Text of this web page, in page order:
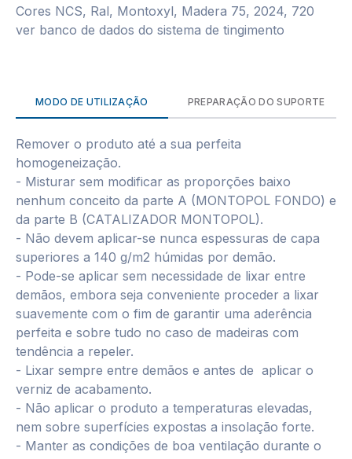
Cores NCS, Ral, Montoxyl, Madera 75, 2024, 720
ver banco de dados do sistema de tingimento
MODO DE UTILIZAÇÃO PREPARAÇÃO DO SUPORTE
Remover o produto até a sua perfeita
homogeneização.
- Misturar sem modificar as proporções baixo
nenhum conceito da parte A (MONTOPOL FONDO) e
da parte B (CATALIZADOR MONTOPOL).
- Não devem aplicar-se nunca espessuras de capa
superiores a 140 g/m2 húmidas por demão.
- Pode-se aplicar sem necessidade de lixar entre
demãos, embora seja conveniente proceder a lixar
suavemente com o fim de garantir uma aderência
perfeita e sobre tudo no caso de madeiras com
tendência a repeler.
- Lixar sempre entre demãos e antes de aplicar o
verniz de acabamento.
- Não aplicar o produto a temperaturas elevadas,
nem sobre superfícies expostas a insolação forte.
- Manter as condições de boa ventilação durante o